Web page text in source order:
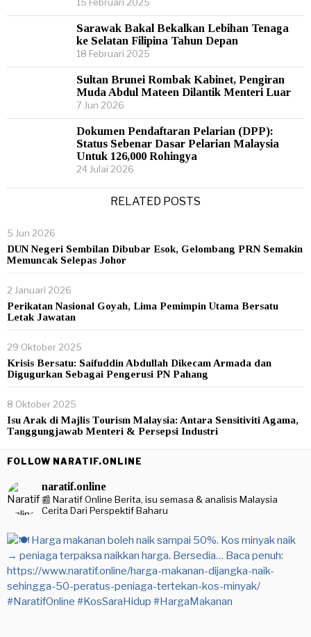
15 Februari 2025
Sarawak Bakal Bekalkan Lebihan Tenaga
ke Selatan Filipina Tahun Depan
18 Februari 2025
Sultan Brunei Rombak Kabinet, Pengiran
Muda Abdul Mateen Dilantik Menteri Luar
7 Jun 2026
Dokumen Pendaftaran Pelarian (DPP):
Status Sebenar Dasar Pelarian Malaysia
Untuk 126,000 Rohingya
24 Julai 2026
RELATED POSTS
5 Jun 2026
DUN Negeri Sembilan Dibubar Esok, Gelombang PRN Semakin
Memuncak Selepas Johor
2 Januari 2026
Perikatan Nasional Goyah, Lima Pemimpin Utama Bersatu
Letak Jawatan
29 Oktober 2025
Krisis Bersatu: Saifuddin Abdullah Dikecam Armada dan
Digugurkan Sebagai Pengerusi PN Pahang
8 Oktober 2025
Isu Arak di Majlis Tourism Malaysia: Antara Sensitiviti Agama,
Tanggungjawab Menteri & Persepsi Industri
FOLLOW NARATIF.ONLINE
naratif.online
📰 Naratif Online Berita, isu semasa & analisis Malaysia
Cerita Dari Perspektif Baharu